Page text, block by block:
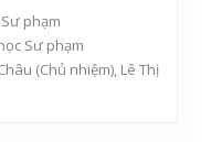
phạm
Sư phạm
(Chủ nhiệm), Lê Thị